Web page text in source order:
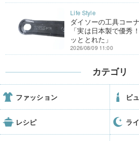
ダイソーの工具コー
「実は日本製で優秀
ッととれた」
2026/08/09 11:00
カテゴリ
ファッション ビ
レシピ ラ